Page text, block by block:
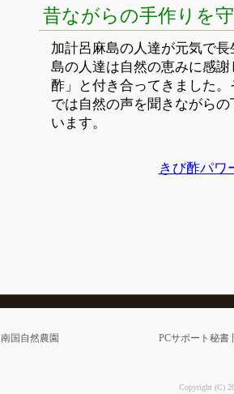
昔ながらの手作りを
加計呂麻島の人達が元気で
島の人達は自然の恵みに感
酢」と付き合ってきました
では自然の声を聞きながら
います。
きび酢パワ
南国自然農園 PCサポート秘書
Copyright (C)